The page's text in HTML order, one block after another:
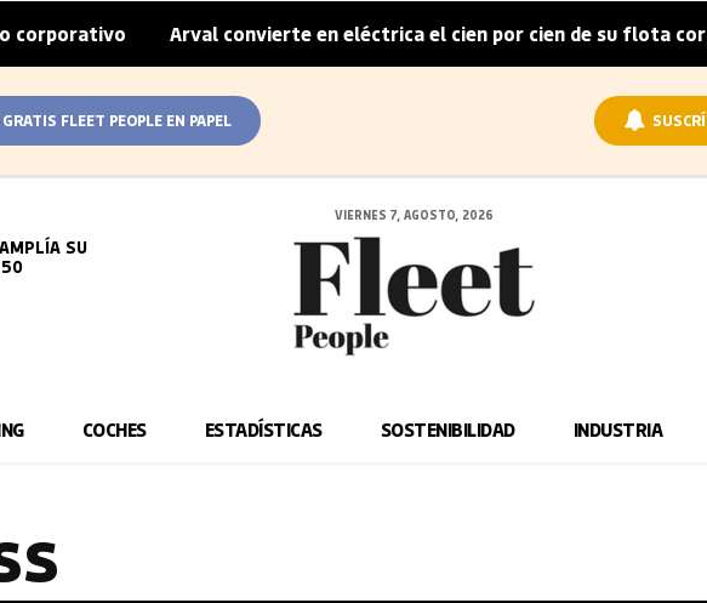
| Arval convierte en eléctrica el cien por cien de su flota
GRATIS FLEET PEOPLE EN PAPEL
SU
VIERNES 7, AGOSTO, 2026
COCHES ESTADÍSTICAS SOSTENIBILIDAD INDUSTRIA